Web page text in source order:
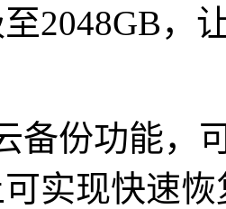
2048GB，
备份功能，
实现快速